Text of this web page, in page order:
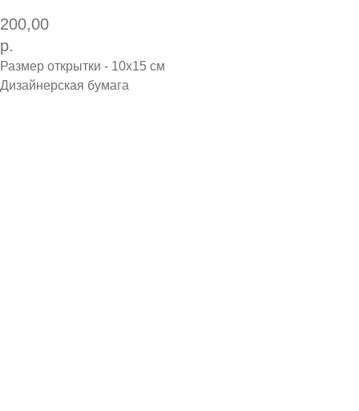
200,00
р.
Размер открытки - 10х15 см
Дизайнерская бумага